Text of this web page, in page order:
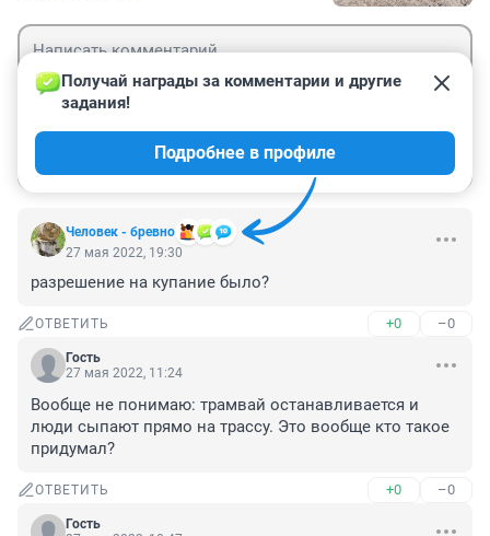
Человек - брeвно
Получай награды за комментарии и другие
задания!
Подробнее в профиле
27 мая 2022, 19:30
разрешение на купание было?
ОТВЕТИТЬ +0 –0
Гость
27 мая 2022, 11:24
Вообще не понимаю: трамвай останавливается и
люди сыпают прямо на трассу. Это вообще кто такое
придумал?
ОТВЕТИТЬ +0 –0
Гость